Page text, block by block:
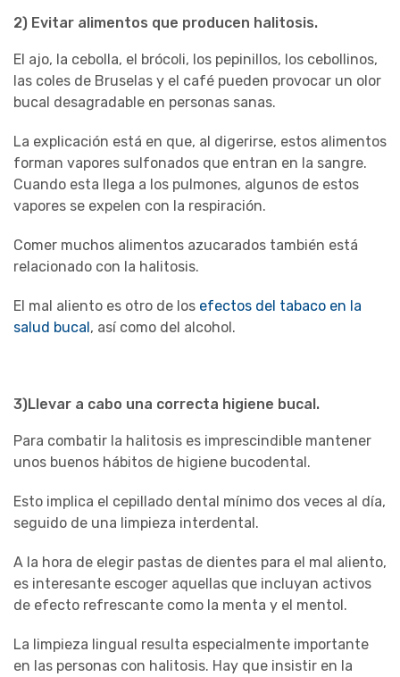
2) Evitar alimentos que producen halitosis.
El ajo, la cebolla, el brócoli, los pepinillos, los cebollinos,
las coles de Bruselas y el café pueden provocar un olor
bucal desagradable en personas sanas.
La explicación está en que, al digerirse, estos alimentos
forman vapores sulfonados que entran en la sangre.
Cuando esta llega a los pulmones, algunos de estos
vapores se expelen con la respiración.
Comer muchos alimentos azucarados también está
relacionado con la halitosis.
El mal aliento es otro de los efectos del tabaco en la
salud bucal, así como del alcohol.
3)Llevar a cabo una correcta higiene bucal.
Para combatir la halitosis es imprescindible mantener
unos buenos hábitos de higiene bucodental.
Esto implica el cepillado dental mínimo dos veces al día,
seguido de una limpieza interdental.
A la hora de elegir pastas de dientes para el mal aliento,
es interesante escoger aquellas que incluyan activos
de efecto refrescante como la menta y el mentol.
La limpieza lingual resulta especialmente importante
en las personas con halitosis. Hay que insistir en la